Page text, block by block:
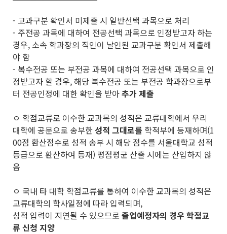
- 교과구분 확인서 미제출 시 일반선택 과목으로 처리
- 주전공 과목에 대하여 전공선택 과목으로 인정받고자 하는
경우, 소속 학과장의 직인이 날인된 교과구분 확인서 제출해
야 함
- 복수전공 또는 부전공 과목에 대하여 전공선택 과목으로 인
정받고자 할 경우, 해당 복수전공 또는 부전공 학과장으로부
터 전공인정에 대한 확인을 받아추가 제출
ㅇ 학점교류로 이수한 교과목의 성적은 교류대학에서 우리
대학에 공문으로 송부한성적 그대로를 학적부에 등재하며(1
00점 환산점수로 성적 송부 시 해당 점수를 서울대학교 성적
등급으로 환산하여 등재) 평점평균 산출 시에는 산입하지 않
음
ㅇ 국내 타 대학 학점교류를 통하여 이수한 교과목의 성적은
교류대학의 학사일정에 따라 입력되며,
성적 입력이 지연될 수 있으므로 졸업예정자의 경우 학점교
류 신청 지양